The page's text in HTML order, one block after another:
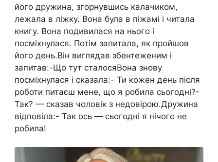
його дружина, згорнувшись калачиком,
лежала в ліжку. Вона була в піжамі і читала
книгу. Вона подивилася на нього і
посміхнулася. Потім запитала, як пройшов
його день.Він виглядав збентеженим і
запитав:-Що тут сталосяВона знову
посміхнулася і сказала:- Ти кожен день після
роботи питаєш мене, що я робила сьогодні?-
Так? — сказав чоловік з недовірою.Дружина
відповіла:- Так ось — сьогодні я нічого не
робила!